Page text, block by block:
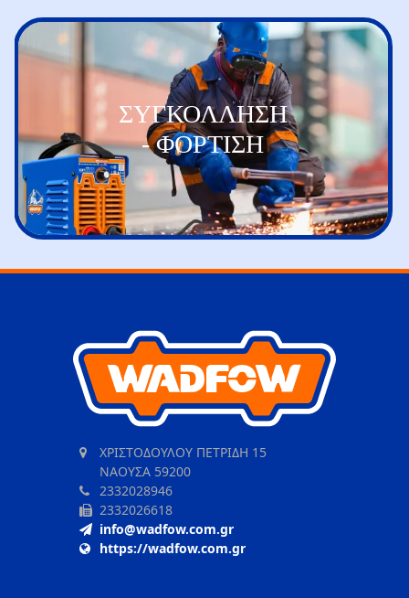
ΣΥΓΚΟΛΛΗΣΗ
- ΦΟΡΤΙΣΗ
ΧΡΙΣΤΟΔΟΥΛΟΥ ΠΕΤΡΙΔΗ 15
ΝΑΟΥΣΑ 59200
2332028946
2332026618
info@wadfow.com.gr
https://wadfow.com.gr